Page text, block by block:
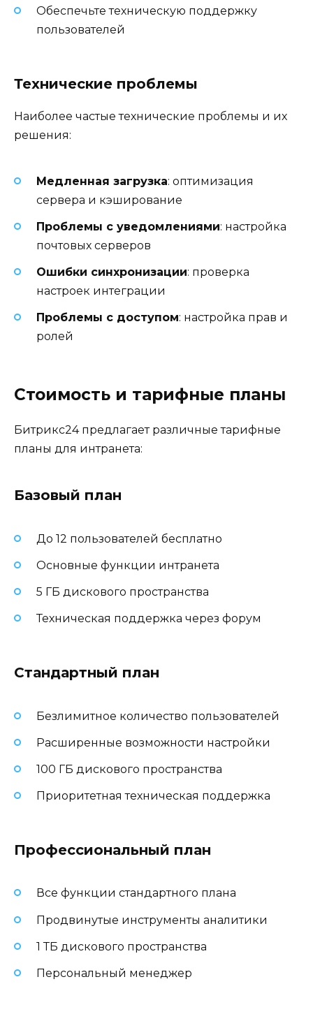
Обеспечьте техническую поддержку
пользователей
Технические проблемы
Наиболее частые технические проблемы и их
решения:
Медленная загрузка: оптимизация
сервера и кэширование
Проблемы с уведомлениями: настройка
почтовых серверов
Ошибки синхронизации: проверка
настроек интеграции
Проблемы с доступом: настройка прав и
ролей
Стоимость и тарифные планы
Битрикс24 предлагает различные тарифные
планы для интранета:
Базовый план
До 12 пользователей бесплатно
Основные функции интранета
5 ГБ дискового пространства
Техническая поддержка через форум
Стандартный план
Безлимитное количество пользователей
Расширенные возможности настройки
100 ГБ дискового пространства
Приоритетная техническая поддержка
Профессиональный план
Все функции стандартного плана
Продвинутые инструменты аналитики
1 ТБ дискового пространства
Персональный менеджер